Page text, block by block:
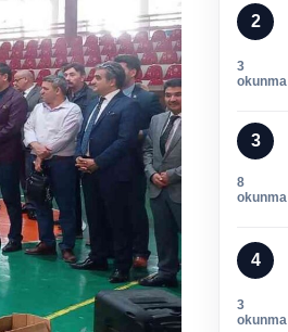
2
3
okunma
3
8
okunma
4
3
okunma